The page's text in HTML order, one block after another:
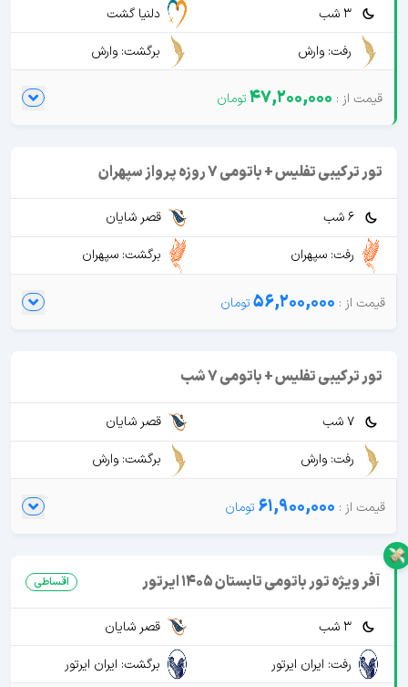
3 شب
دلنیا گشت
رفت: وارش
برگشت: وارش
47,200,000
تور ترکیبی تفلیس + باتومی 7 روزه پرواز سپهران
6 شب
قصر شایان
رفت: سپهران
برگشت: سپهران
56,200,000
تور ترکیبی تفلیس + باتومی 7 شب
7 شب
قصر شایان
رفت: وارش
برگشت: وارش
61,900,000
آفر ویژه تور باتومی تابستان 1405 ایرتور اقساطی
3 شب
قصر شایان
رفت: ایران ایرتور
برگشت: ایران ایرتور